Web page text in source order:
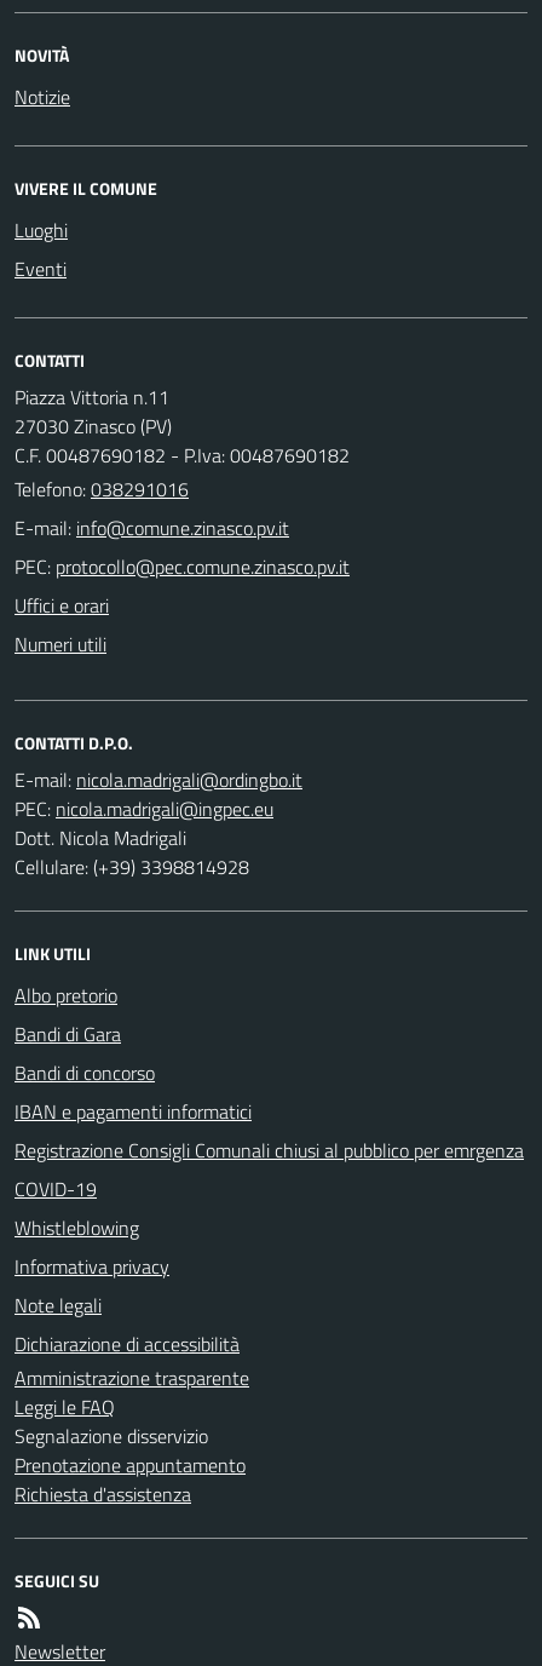
NOVITÀ
Notizie
VIVERE IL COMUNE
Luoghi
Eventi
CONTATTI
Piazza Vittoria n.11
27030 Zinasco (PV)
C.F. 00487690182 - P.Iva: 00487690182
Telefono:038291016
E-mail:
PEC:
Uffici e orari
Numeri utili
CONTATTI D.P.O.
E-mail:
PEC:
Dott. Nicola Madrigali
Cellulare: (+39) 3398814928
LINK UTILI
Albo pretorio
Bandi di Gara
Bandi di concorso
IBAN e pagamenti informatici
Registrazione Consigli Comunali chiusi al pubblico per emrgenza
COVID-19
Whistleblowing
Informativa privacy
Note legali
Dichiarazione di accessibilità
Amministrazione trasparente
Leggi le FAQ
Segnalazione disservizio
Prenotazione appuntamento
Richiesta d'assistenza
SEGUICI SU
Newsletter